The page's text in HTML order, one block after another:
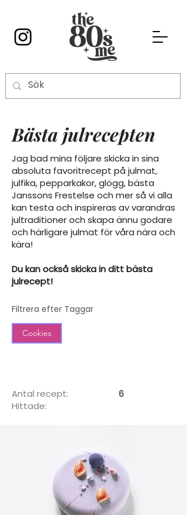
Bästa julrecepten
Jag bad mina följare skicka in sina
absoluta favoritrecept på julmat,
julfika, pepparkakor, glögg, bästa
Janssons Frestelse och mer så vi alla
kan testa och inspireras av varandras
jultraditioner och skapa ännu godare
och härligare julmat för våra nära och
kära!
Du kan också skicka in ditt bästa
julrecept!
Filtrera efter Taggar
Cookies
Antal recept:
Hittade:
6